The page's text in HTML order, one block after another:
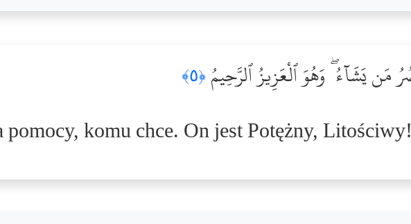
مَن يَشَآءُ ۖ وَهُوَ ٱلْعَزِيزُ ٱلرَّحِيمُ ﴿٥﴾
komu chce. On jest Potężny, Litościwy!